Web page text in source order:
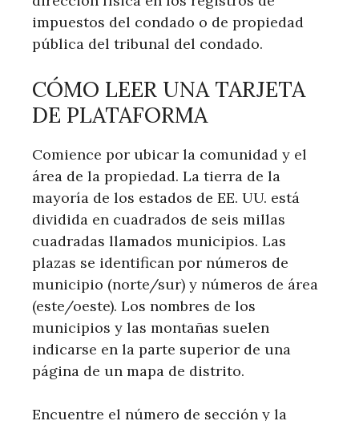
impuestos del condado o de propiedad
pública del tribunal del condado.
CÓMO LEER UNA TARJETA
DE PLATAFORMA
Comience por ubicar la comunidad y el
área de la propiedad. La tierra de la
mayoría de los estados de EE. UU. está
dividida en cuadrados de seis millas
cuadradas llamados municipios. Las
plazas se identifican por números de
municipio (norte/sur) y números de área
(este/oeste). Los nombres de los
municipios y las montañas suelen
indicarse en la parte superior de una
página de un mapa de distrito.
Encuentre el número de sección y la